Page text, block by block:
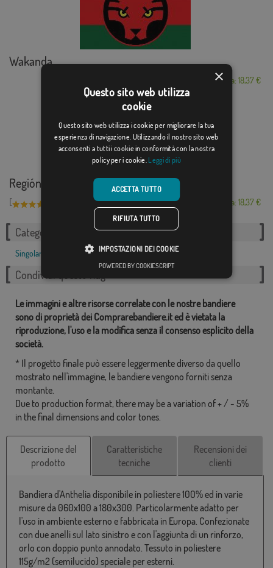
Wakanda
Da: 18,37 €
Región de León
[ Da: 18,37 €
Categorie correlate:
Singolare
Condividi questo flag
Le immagini e altre risorse correlate con le nostre bandiere
sono di proprietà dei Comprarebandiere.it ed è vietata la
riproduzione, l'uso e la modifica senza il consenso esplicito della
società.
* Il progetto finale può essere leggermente diverso da quello
mostrato nell'immagine, le bandiere vengono forniti senza
montante.
Due to production format, there may be a variation of + / - 5%
in the final dimensions and color tones.
Descrizione del
prodotto
Caratteristiche
tecniche
Recensioni dei
clienti
Bandiera d'Anthelia disponibile in poliestere 100% ed in varie
misure da 060x100 a 180x300. Particolarmente adatto per
l'uso in ambiente esterno e fabbricata in Europa. Confezionate
con due anelli sul lato sinistro e con l'aggiunta di un rinforzo,
orlo con doppio punto annodato. Tessuto in poliestere
115g/m2 (semilucido) speciale per esterni.
×
Questo sito web utilizza
cookie
Questo sito web utilizza i cookie per migliorare la tua
esperienza di navigazione. Utilizzando il nostro sito web
acconsenti a tutti i cookie in conformità con la nostra
policy per i cookie. Leggi di più
ACCETTA TUTTO
RIFIUTA TUTTO
IMPOSTAZIONI DEI COOKIE
POWERED BY COOKIESCRIPT